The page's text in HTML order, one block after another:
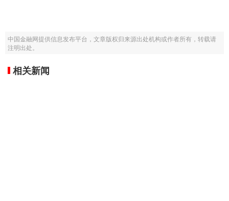
中国金融网提供信息发布平台，文章版权归来源出处机构或作者所有，转载请
注明出处。
相关新闻